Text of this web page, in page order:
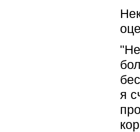
я